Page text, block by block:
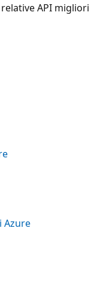
API migliori
Azure